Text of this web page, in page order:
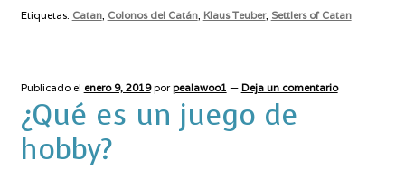
Etiquetas: Catan, Colonos del Catán, Klaus Teuber, Settlers of Catan
Publicado el enero 9, 2019 porpealawoo1 — Deja un comentario
¿Qué es un juego de
hobby?